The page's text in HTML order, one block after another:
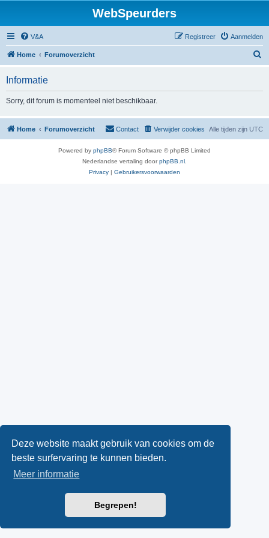
Deze website maakt gebruik van cookies om de
beste surfervaring te kunnen bieden.
Meer informatie
Begrepen!
WebSpeurders
V&A Aanmelden
Registreer
Home Forumoverzicht
Informatie
Sorry, dit forum is momenteel niet beschikbaar.
Home Forumoverzicht Alle tijden zijn UTC
Verwijder cookies
Contact
Powered by phpBB® Forum Software © phpBB Limited
Nederlandse vertaling doorphpBB.nl
Privacy | Gebruikersvoorwaarden